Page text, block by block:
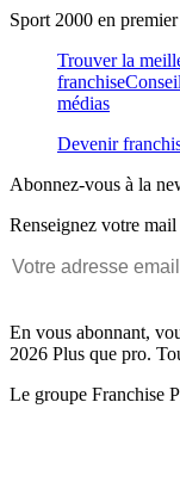
Sport 2000 en
Trouver la
franchise
médias
Devenir
Abonnez-vous à la
Renseignez votre mail
En vous abonnant,
2026 Plus que pro.
Le groupe Franchise